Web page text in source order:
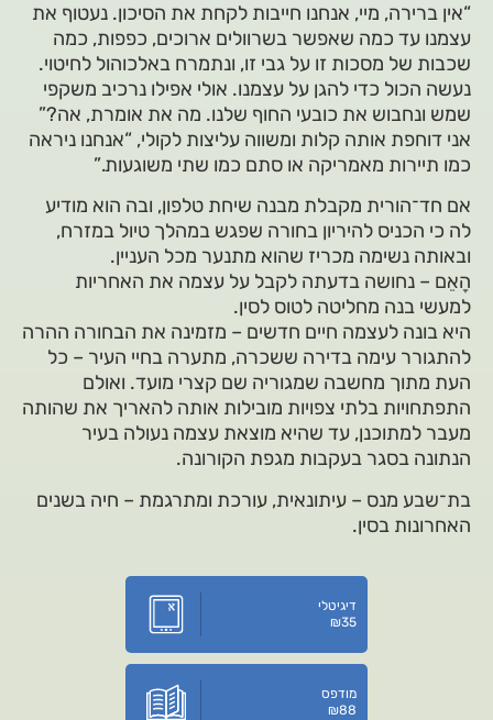
“אין ברירה, מיי, אנחנו חייבות לקחת את הסיכון. נעטוף את
עצמנו עד כמה שאפשר בשרוולים ארוכים, כפפות, כמה
שכבות של מסכות זו על גבי זו, ונתמרח באלכוהול לחיטוי.
נעשה הכול כדי להגן על עצמנו. אולי אפילו נרכיב משקפי
שמש ונחבוש את כובעי החוף שלנו. מה את אומרת, אה?”
אני דוחפת אותה קלות ומשווה עליצות לקולי, “אנחנו ניראה
כמו תיירות מאמריקה או סתם כמו שתי משוגעות.”
אם חד־הורית מקבלת מבנה שיחת טלפון, ובה הוא מודיע
לה כי הכניס להיריון בחורה שפגש במהלך טיול במזרח,
ובאותה נשימה מכריז שהוא מתנער מכל העניין.
הָאֵם – נחושה בדעתה לקבל על עצמה את האחריות
למעשי בנה מחליטה לטוס לסין.
היא בונה לעצמה חיים חדשים – מזמינה את הבחורה ההרה
להתגורר עימה בדירה ששכרה, מתערה בחיי העיר – כל
העת מתוך מחשבה שמגוריה שם קצרי מועד. ואולם
התפתחויות בלתי צפויות מובילות אותה להאריך את שהותה
מעבר למתוכנן, עד שהיא מוצאת עצמה נעולה בעיר
הנתונה בסגר בעקבות מגפת הקורונה.
בת־שבע מנס – עיתונאית, עורכת ומתרגמת – חיה בשנים
האחרונות בסין.
דיגיטלי
₪35
מודפס
₪88